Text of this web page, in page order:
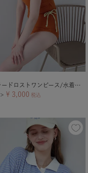
バイカラードロストワンピース/水着【メール便可／100】
＞ ¥ 3,000 税込